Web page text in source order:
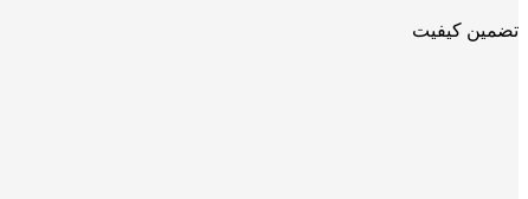
تضمین کیفیت